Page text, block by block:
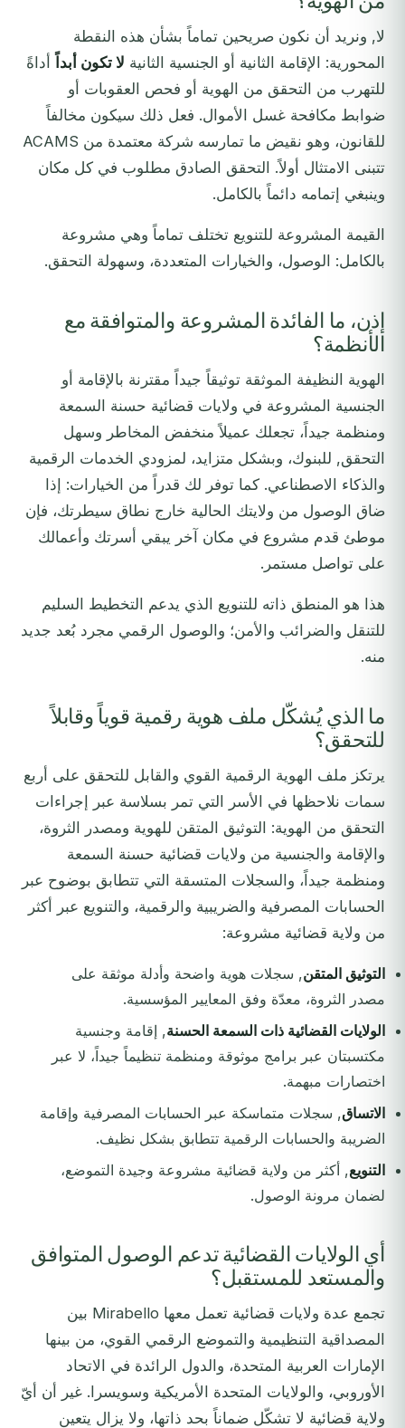
لا, ونريد أن نكون صريحين تماماً بشأن هذه النقطة
المحورية: الإقامة الثانية أو الجنسية الثانية لا تكون أبداً أداةً
للتهرب من التحقق من الهوية أو فحص العقوبات أو
ضوابط مكافحة غسل الأموال. فعل ذلك سيكون مخالفاً
للقانون، وهو نقيض ما تمارسه شركة معتمدة من ACAMS
تتبنى الامتثال أولاً. التحقق الصادق مطلوب في كل مكان
وينبغي إتمامه دائماً بالكامل.
القيمة المشروعة للتنويع تختلف تماماً وهي مشروعة
بالكامل: الوصول، والخيارات المتعددة، وسهولة التحقق.
إذن، ما الفائدة المشروعة والمتوافقة مع
الأنظمة؟
الهوية النظيفة الموثقة توثيقاً جيداً مقترنة بالإقامة أو
الجنسية المشروعة في ولايات قضائية حسنة السمعة
ومنظمة جيداً، تجعلك عميلاً منخفض المخاطر وسهل
التحقق, للبنوك، وبشكل متزايد، لمزودي الخدمات الرقمية
والذكاء الاصطناعي. كما توفر لك قدراً من الخيارات: إذا
ضاق الوصول من ولايتك الحالية خارج نطاق سيطرتك، فإن
موطئ قدم مشروع في مكان آخر يبقي أسرتك وأعمالك
على تواصل مستمر.
هذا هو المنطق ذاته للتنويع الذي يدعم التخطيط السليم
للتنقل والضرائب والأمن؛ والوصول الرقمي مجرد بُعد جديد
منه.
ما الذي يُشكّل ملف هوية رقمية قوياً وقابلاً
للتحقق؟
يرتكز ملف الهوية الرقمية القوي والقابل للتحقق على أربع
سمات نلاحظها في الأسر التي تمر بسلاسة عبر إجراءات
التحقق من الهوية: التوثيق المتقن للهوية ومصدر الثروة،
والإقامة والجنسية من ولايات قضائية حسنة السمعة
ومنظمة جيداً، والسجلات المتسقة التي تتطابق بوضوح عبر
الحسابات المصرفية والضريبية والرقمية، والتنويع عبر أكثر
من ولاية قضائية مشروعة:
التوثيق المتقن, سجلات هوية واضحة وأدلة موثقة على
مصدر الثروة، معدّة وفق المعايير المؤسسية.
الولايات القضائية ذات السمعة الحسنة, إقامة وجنسية
مكتسبتان عبر برامج موثوقة ومنظمة تنظيماً جيداً، لا عبر
اختصارات مبهمة.
الاتساق, سجلات متماسكة عبر الحسابات المصرفية وإقامة
الضريبة والحسابات الرقمية تتطابق بشكل نظيف.
التنويع, أكثر من ولاية قضائية مشروعة وجيدة التموضع،
لضمان مرونة الوصول.
أي الولايات القضائية تدعم الوصول المتوافق
والمستعد للمستقبل؟
تجمع عدة ولايات قضائية تعمل معها Mirabello بين
المصداقية التنظيمية والتموضع الرقمي القوي، من بينها
الإمارات العربية المتحدة، والدول الرائدة في الاتحاد
الأوروبي، والولايات المتحدة الأمريكية وسويسرا. غير أن أيّ
ولاية قضائية لا تشكّل ضماناً بحد ذاتها، ولا يزال يتعين